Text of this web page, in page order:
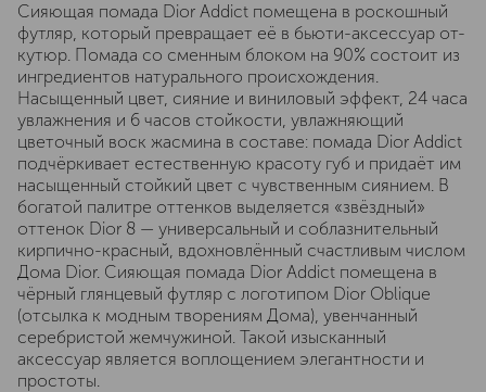
Сияющая помада Dior Addict помещена в роскошный
футляр, который превращает её в бьюти-аксессуар от-
кутюр. Помада со сменным блоком на 90% состоит из
ингредиентов натурального происхождения.
Насыщенный цвет, сияние и виниловый эффект, 24 часа
увлажнения и 6 часов стойкости, увлажняющий
цветочный воск жасмина в составе: помада Dior Addict
подчёркивает естественную красоту губ и придаёт им
насыщенный стойкий цвет с чувственным сиянием. В
богатой палитре оттенков выделяется «звёздный»
оттенок Dior 8 — универсальный и соблазнительный
кирпично-красный, вдохновлённый счастливым числом
Дома Dior. Сияющая помада Dior Addict помещена в
чёрный глянцевый футляр с логотипом Dior Oblique
(отсылка к модным творениям Дома), увенчанный
серебристой жемчужиной. Такой изысканный
аксессуар является воплощением элегантности и
простоты.